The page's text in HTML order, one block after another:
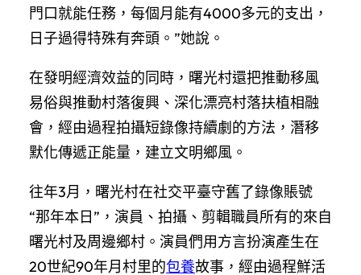
門口就能任務，每個月能有4000多元的支出，
日子過得特殊有奔頭。”她說。
在發明經濟效益的同時，曙光村還把推動移風
易俗與推動村落復興、深化漂亮村落扶植相融
會，經由過程拍攝短錄像持續劇的方法，潛移
默化傳遞正能量，建立文明鄉風。
往年3月，曙光村在社交平臺守舊了錄像賬號
“那年本日”，演員、拍攝、剪輯職員所有的來自
曙光村及周邊鄉村。演員們用方言扮演產生在
20世紀90年月村里的包養故事，經由過程鮮活